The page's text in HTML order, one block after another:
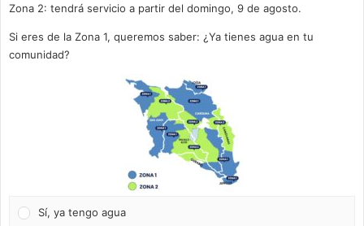
Zona 2: tendrá servicio a partir del domingo, 9 de agosto.
Si eres de la Zona 1, queremos saber: ¿Ya tienes agua en tu
comunidad?
Sí, ya tengo agua